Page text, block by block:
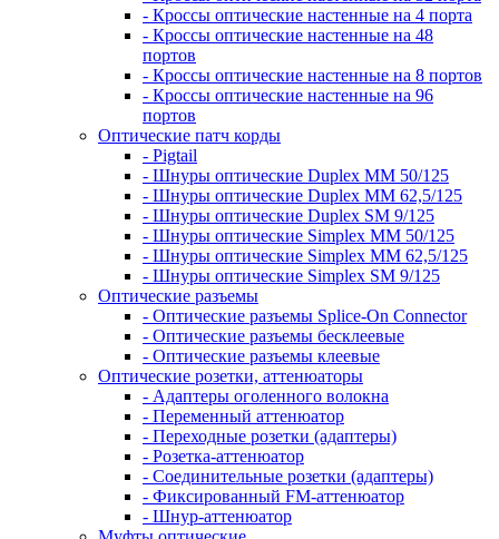
- Кроссы оптические настенные на 4 порта
- Кроссы оптические настенные на 48
портов
- Кроссы оптические настенные на 8 портов
- Кроссы оптические настенные на 96
портов
Оптические патч корды
- Pigtail
- Шнуры оптические Duplex MM 50/125
- Шнуры оптические Duplex MM 62,5/125
- Шнуры оптические Duplex SM 9/125
- Шнуры оптические Simplex MM 50/125
- Шнуры оптические Simplex MM 62,5/125
- Шнуры оптические Simplex SM 9/125
Оптические разъемы
- Оптические разъемы Splice-On Connector
- Оптические разъемы бесклеевые
- Оптические разъемы клеевые
Оптические розетки, аттенюаторы
- Адаптеры оголенного волокна
- Переменный аттенюатор
- Переходные розетки (адаптеры)
- Розетка-аттенюатор
- Соединительные розетки (адаптеры)
- Фиксированный FM-аттенюатор
- Шнур-аттенюатор